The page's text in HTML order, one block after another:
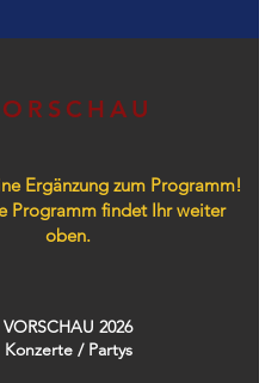
Ergänzung zum Programm!
Programm findet Ihr weiter
oben.
VORSCHAU 2026
Konzerte / Partys​